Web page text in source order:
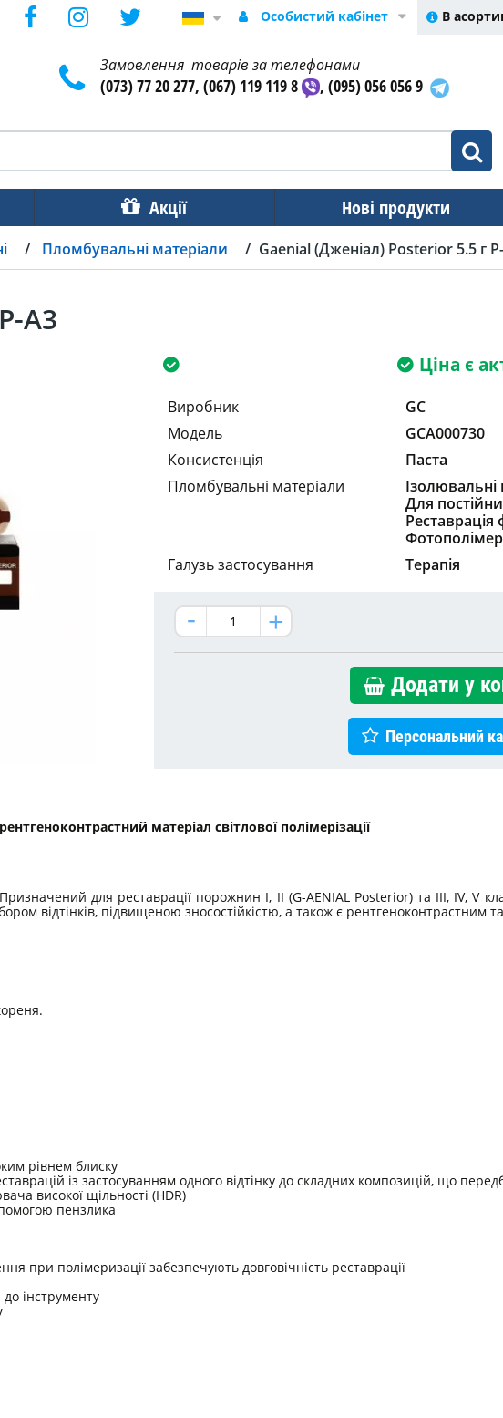
В
Особистий кабінет
Замовлення товарів за телефонами
(073) 77 20 277, (067) 119 119 8 , (095) 056 056 9
Акції Нові продукти
Пломбувальні матеріали Gaenial (Дженіал) Posterior 5.5 г
A3
Ціна є
Виробник
GC
Модель
GCA000730
Консистенція
Паста
Пломбувальні матеріали
Для
Галузь застосування
Терапія
Додати у
Персональний
матеріал світлової полімерізації
для реставрації порожнин I, II (G-AENIAL Posterior) та III, IV, V
відтінків, підвищеною зносостійкістю, а також є рентгеноконтрастним
рівнем блиску
із застосуванням одного відтінку до складних композицій, що
високої щільності (HDR)
пензлика
при полімеризації забезпечують довговічність реставрації
інструменту